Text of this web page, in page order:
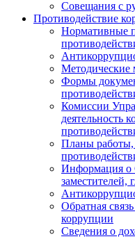
Совещания с
Противодействие
Нормативные
Методические
Формы
Комиссии
деятельность
Планы работы,
Информация о
заместителей,
Обратная
коррупции
Сведения о